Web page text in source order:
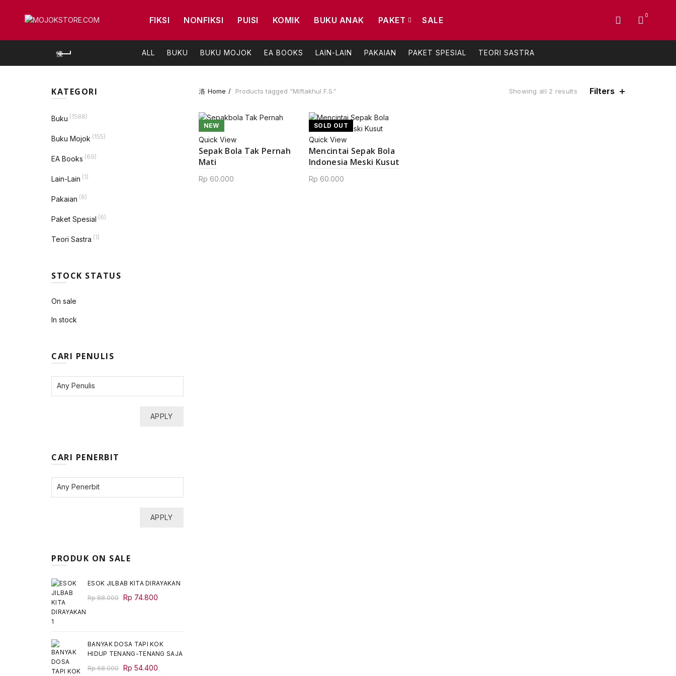
FIKSI NONFIKSI PUISI KOMIK BUKU ANAK PAKET SALE 0
ALL BUKU BUKU MOJOK EA BOOKS LAIN-LAIN PAKAIAN PAKET SPESIAL TEORI SASTRA
Home Products tagged “Miftakhul F.S.” Showing all 2 results SortedFilters
NEW
Quick View
Sepak Bola Tak Pernah
Mati
Rp 60.000
SOLD OUT
Quick View
Mencintai Sepak Bola
Indonesia Meski Kusut
Rp 60.000
KATEGORI
Buku (1588)
Buku Mojok (155)
EA Books (69)
Lain-Lain (1)
Pakaian (8)
Paket Spesial (6)
Teori Sastra (1)
STOCK STATUS
On sale
In stock
CARI PENULIS
APPLY
CARI PENERBIT
APPLY
PRODUK ON SALE
ESOK JILBAB KITA DIRAYAKAN
Rp88.000 Original
Rp 74.800
BANYAK DOSA TAPI KOK
HIDUP TENANG-TENANG SAJA
Rp68.000 Original
Rp 54.400